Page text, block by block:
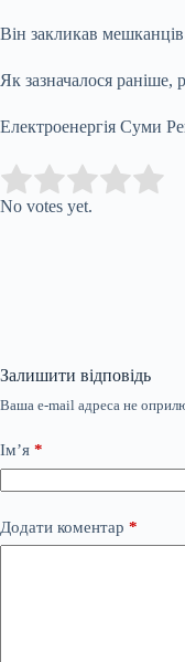
Він закликав мешканців
Як зазначалося раніше,
Електроенергія Суми
Rate this item:
No votes yet.
Залишити відповідь
Ваша e-mail адреса не
Ім’я *
Додати коментар *